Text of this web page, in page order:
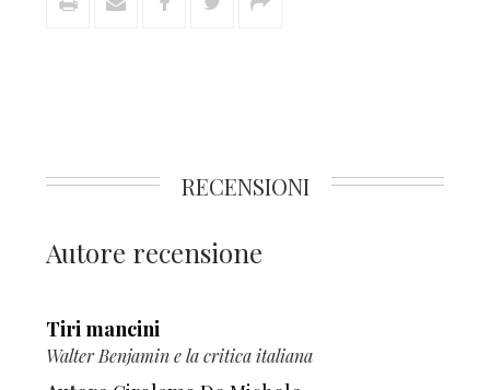
RECENSIONI
Autore recensione
Tiri mancini
Walter Benjamin e la critica italiana